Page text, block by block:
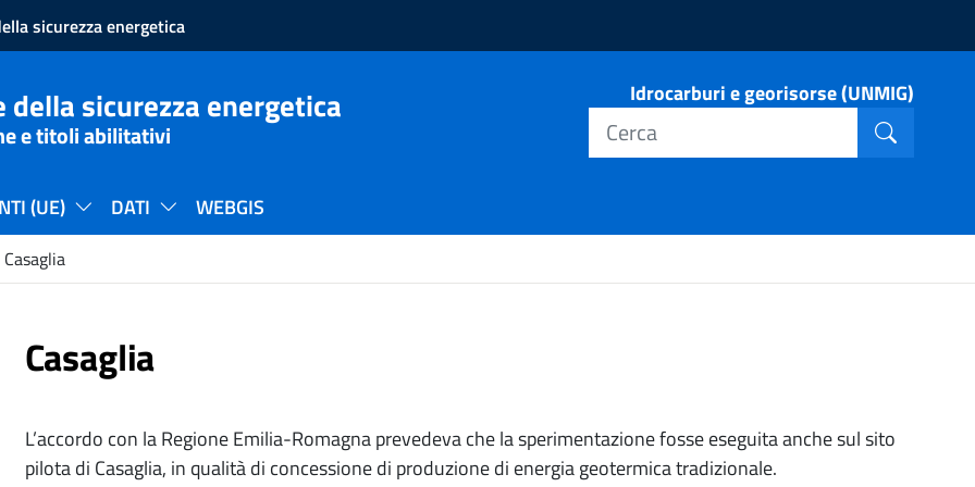
sicurezza energetica
sicurezza energetica
e titoli abilitativi
Idrocarburi e georisorse (UNMIG)
(UE) DATI WEBGIS
Casaglia
Casaglia
L’accordo con la Regione Emilia-Romagna prevedeva che la sperimentazione fosse eseguita anche sul sito
pilota di Casaglia, in qualità di concessione di produzione di energia geotermica tradizionale.